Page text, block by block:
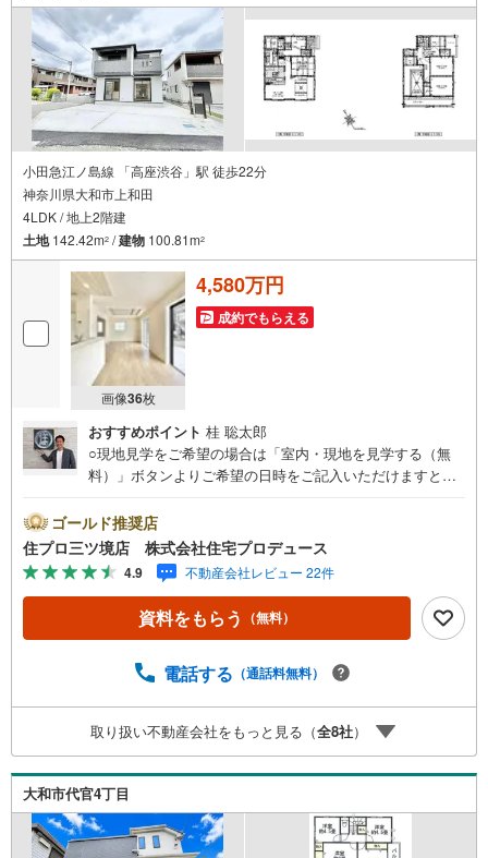
小田急江ノ島線 「高座渋谷」駅 徒歩22分
神奈川県大和市上和田
4LDK / 地上2階建
土地142.42m2 /建物 100.81m2
画像36枚
4,580万円
成約でもらえる
おすすめポイント 桂 聡太郎
○現地見学をご希望の場合は「室内・現地を見学する（無
料）」ボタンよりご希望の日時をご記入いただけますとス
座間市エリアに強い！ 住プロは、大和市・綾瀬市・座間市
エリアの不動産売買専門会社です！最新物件情報や当社限
定で販売する物件情報も多数ございますので、お気軽にお
問合せ下さい！ -------------- 弊社独自の住宅ローン提案シス
テム 弊社ではファイナンシャル専門スタッフによる【丁寧
な資金アドバイス】【ファイナンシャルプラン提案書の作
【定年時の住宅ローン残高】【住宅購入者だけが加入でき
ナス】これから多くなる【教育費】住宅を買った後から始
まる【住宅ローン返済】65歳以上から必要になる【老後の
費用負担】住宅探しの【このタイミング】で不安な部分を
明確にしていきませんか？？ --------------
ゴールド推奨店
住プロ三ツ境店 株式会社住宅プロデュース
4.9 不動産会社レビュー 22件
資料をもらう （無料）
電話する （通話料無料）
取り扱い不動産会社をもっと見る（全8社）
大和市代官4丁目